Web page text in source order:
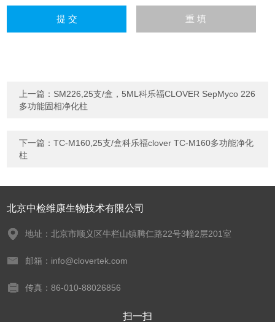
上一篇： SM226,25支/盒，5ML科乐福CLOVER SepMyco 226
多功能固相净化柱
下一篇：TC-M160,25支/盒科乐福clover TC-M160多功能净化
柱
北京中检维康生物技术有限公司
地址：北京市顺义区牛栏山镇腾仁路22号3幢2层201室
邮箱：info@clovertek.com
传真：86-010-88026856
扫一扫